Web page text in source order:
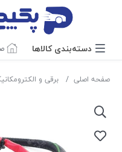
دسته‌بندی‌ کالاها
صفحه اصلی برقی و